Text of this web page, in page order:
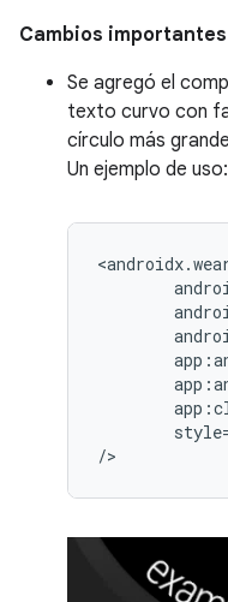
Cambios
Se agregó el
texto curvo con
círculo más
Un ejemplo de uso: